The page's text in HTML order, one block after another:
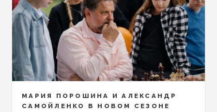
МАРИЯ ПОРОШИНА И АЛЕКСАНДР
САМОЙЛЕНКО В НОВОМ СЕЗОНЕ